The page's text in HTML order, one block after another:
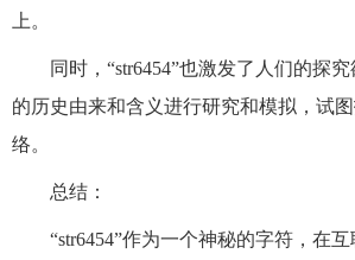
上。
同时，“str6454”也激发了人们的探
的历史由来和含义进行研究和模拟，试
络。
总结：
“str6454”作为一个神秘的字符，在